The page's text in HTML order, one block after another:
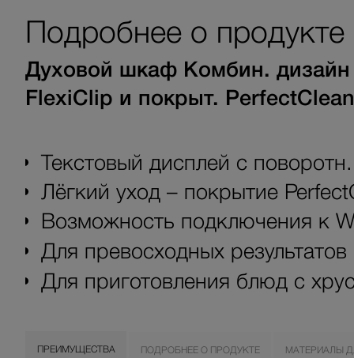
Подробнее о продукте
Духовой шкаф Комбин.
FlexiClip и покрыт.
Текстовый дисплей с
Лёгкий уход – покрытие
Возможность подключения к
Для превосходных
Для приготовления блюд с
ПРЕИМУЩЕСТВА ПОДРОБНЕЕ О ПРОДУКТЕ МАТЕРИАЛЫ